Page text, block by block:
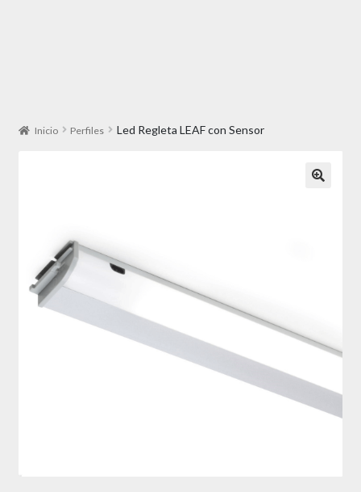
Inicio Perfiles Led Regleta LEAF con Sensor